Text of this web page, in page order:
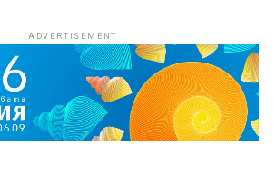
ADVERTISEMENT